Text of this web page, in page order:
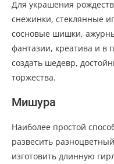
Для украшения
снежинки, стеклянные
сосновые шишки,
фантазии, креатива и в
создать шедевр,
торжества.
Мишура
Наиболее простой
развесить
изготовить длинную